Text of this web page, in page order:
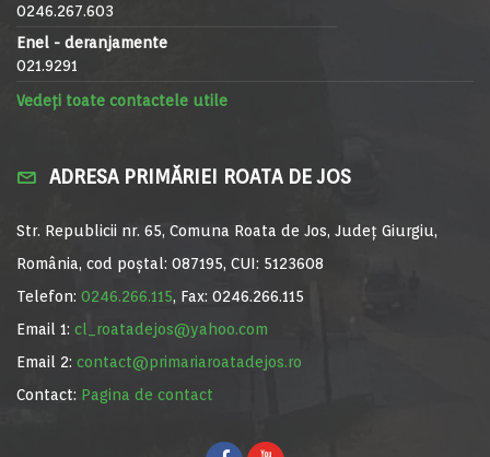
0246.267.603
Enel - deranjamente
021.9291
Vedeți toate contactele utile
ADRESA PRIMĂRIEI ROATA DE JOS
Str. Republicii nr. 65, Comuna Roata de Jos, Județ Giurgiu,
România, cod poștal: 087195, CUI: 5123608
Telefon: 0246.266.115, Fax: 0246.266.115
Email 1: cl_roatadejos@yahoo.com
Email 2: contact@primariaroatadejos.ro
Contact: Pagina de contact